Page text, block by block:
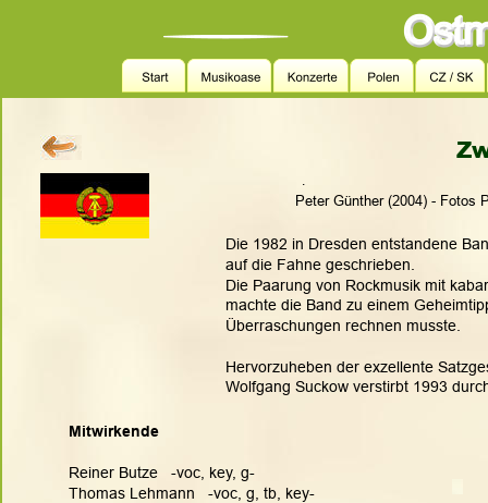
Peter Günther (2004) -
.
Die 1982 in Dresden entstandene
auf die Fahne geschrieben.
Die Paarung von Rockmusik mit
machte die Band zu einem
Überraschungen rechnen musste.
Hervorzuheben der exzellente
Wolfgang Suckow verstirbt 1993
Mitwirkende
Reiner Butze   -voc, key, g-
Thomas Lehmann   -voc, g, tb, key-